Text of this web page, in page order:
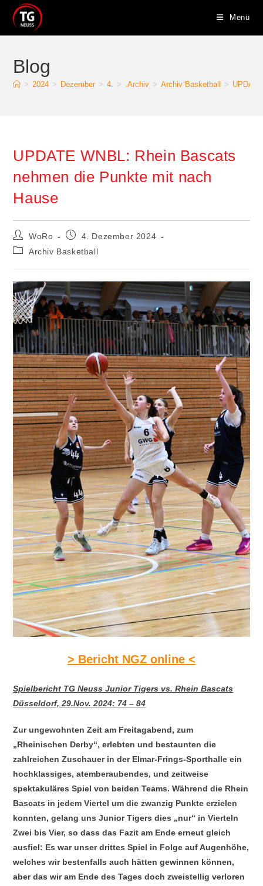
Inhalt
springen
Menü
Blog
> 2024 > Dezember > 4. > .Archiv > Archiv Basketball >
UPDATE WNBL: Rhein Bascats
nehmen die Punkte mit nach
Hause
Beitrags-
Autor:
WoRo
Beitrag4. Dezember 2024
Beitrags-
Archiv Basketball
> Bericht NGZ online <
Spielbericht TG Neuss Junior Tigers vs. Rhein Bascats
Düsseldorf, 29.Nov. 2024: 74 – 84
Zur ungewohnten Zeit am Freitagabend, zum
„Rheinischen Derby“, erlebten und bestaunten die
zahlreichen Zuschauer in der Elmar-Frings-Sporthalle ein
hochklassiges, atemberaubendes, und zeitweise
spektakuläres Spiel von beiden Teams. Während die Rhein
Bascats in jedem Viertel um die zwanzig Punkte erzielen
konnten, gelang uns Junior Tigers dies „nur“ in Vierteln
Zwei bis Vier, so dass das Fazit am Ende erneut gleich
ausfiel: Es war unser drittes Spiel in Folge auf Augenhöhe,
welches wir bestenfalls auch hätten gewinnen können,
aber das wir am Ende des Tages doch zweistellig verloren